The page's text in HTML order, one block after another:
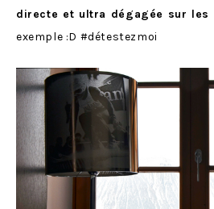
directe et ultra dégagée sur les
exemple :D #détestezmoi